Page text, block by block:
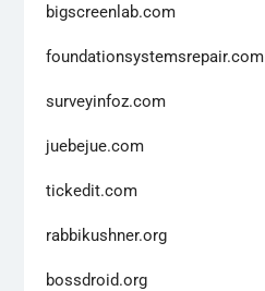
bigscreenlab.com
foundationsystemsrepair.com
surveyinfoz.com
juebejue.com
tickedit.com
rabbikushner.org
bossdroid.org